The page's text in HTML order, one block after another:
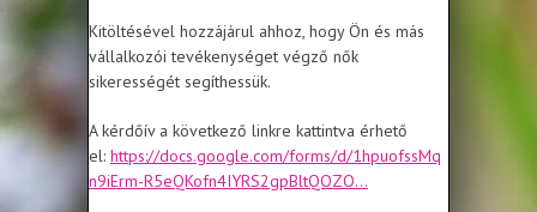
Kitöltésével hozzájárul ahhoz, hogy Ön és más
vállalkozói tevékenységet végző nők
sikerességét segíthessük.
A kérdőív a következő linkre kattintva érhető
el: https://docs.google.com/forms/d/1hpuofssMq
n9iErm-R5eQKofn4IYRS2gpBltQOZO...